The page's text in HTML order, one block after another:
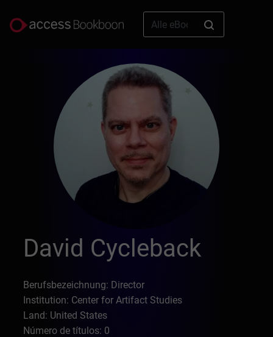
David Cycleback
Berufsbezeichnung: Director
Institution: Center for Artifact Studies
Land: United States
Número de títulos: 0